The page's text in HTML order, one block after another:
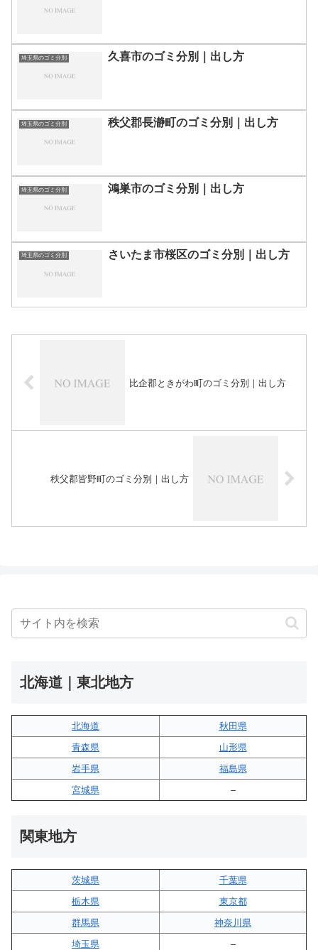
埼玉県のゴミ分別 久喜市のゴミ分別｜出し方
埼玉県のゴミ分別 秩父郡長瀞町のゴミ分別｜出し方
埼玉県のゴミ分別 鴻巣市のゴミ分別｜出し方
埼玉県のゴミ分別 さいたま市桜区のゴミ分別｜出し方
比企郡ときがわ町のゴミ分別｜出し方
秩父郡皆野町のゴミ分別｜出し方
北海道｜東北地方
北海道
秋田県
青森県
山形県
岩手県
福島県
宮城県
–
関東地方
茨城県
千葉県
栃木県
東京都
群馬県
神奈川県
埼玉県
–